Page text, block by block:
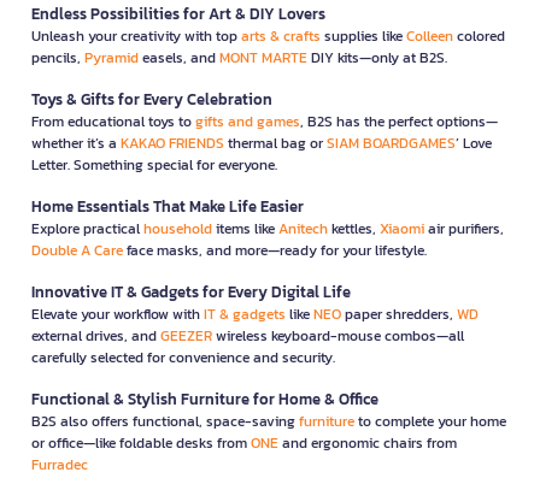
Endless Possibilities for Art & DIY Lovers
Unleash your creativity with toparts & crafts supplies likeColleencolored
pencils, Pyramideasels, andMONT MARTEDIY kits—only at B2S.
Toys & Gifts for Every Celebration
From educational toys togifts and games, B2S has the perfect options—
whether it’s a KAKAO FRIENDS thermal bag orSIAM BOARDGAMES’ Love
Letter. Something special for everyone.
Home Essentials That Make Life Easier
Explore practicalhouseholditems likeAnitechkettles, Xiaomiair purifiers,
Double A Careface masks, and more—ready for your lifestyle.
Innovative IT & Gadgets for Every Digital Life
Elevate your workflow withIT & gadgets likeNEOpaper shredders, WD
external drives, andGEEZERwireless keyboard-mouse combos—all
carefully selected for convenience and security.
Functional & Stylish Furniture for Home & Office
B2S also offers functional, space-savingfurnitureto complete your home
or office—like foldable desks fromONEand ergonomic chairs from
Furradec